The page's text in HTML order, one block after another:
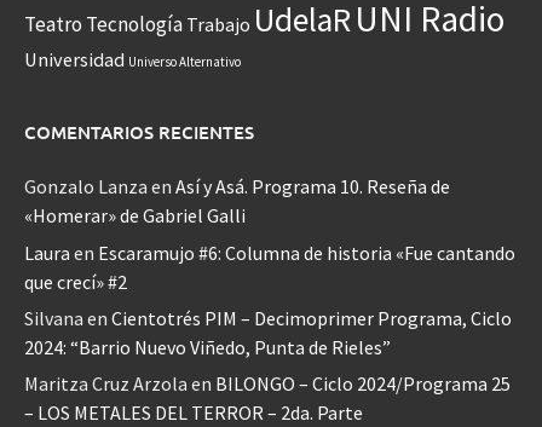
Teatro Tecnología Trabajo UdelaRUNI Radio
Universidad Universo Alternativo
COMENTARIOS RECIENTES
Gonzalo Lanza en Así y Asá. Programa 10. Reseña de
«Homerar» de Gabriel Galli
Laura en Escaramujo #6: Columna de historia «Fue cantando
que crecí» #2
Silvana en Cientotrés PIM – Decimoprimer Programa, Ciclo
2024: “Barrio Nuevo Viñedo, Punta de Rieles”
Maritza Cruz Arzola en BILONGO – Ciclo 2024/Programa 25
– LOS METALES DEL TERROR – 2da. Parte